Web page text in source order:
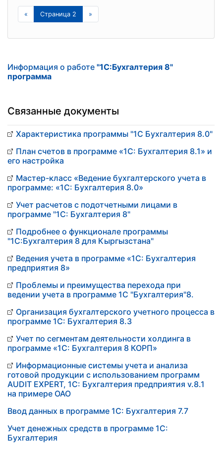
« Страница 2 »
Информация о работе "1С:Бухгалтерия 8"
программа
Связанные документы
Характеристика программы "1С Бухгалтерия 8.0"
План счетов в программе «1С: Бухгалтерия 8.1» и
его настройка
Мастер-класс «Ведение бухгалтерского учета в
программе: «1С: Бухгалтерия 8.0»
Учет расчетов с подотчетными лицами в
программе "1С: Бухгалтерия 8"
Подробнее о функционале программы
"1С:Бухгалтерия 8 для Кыргызстана"
Ведения учета в программе «1С: Бухгалтерия
предприятия 8»
Проблемы и преимущества перехода при
ведении учета в программе 1С "Бухгалтерия"8.
Организация бухгалтерского учетного процесса в
программе 1С: Бухгалтерия 8.3
Учет по сегментам деятельности холдинга в
программе «1С: Бухгалтерия 8 КОРП»
Информационные системы учета и анализа
готовой продукции с использованием программ
AUDIT EXPERT, 1С: Бухгалтерия предприятия v.8.1
на примере ОАО
Ввод данных в программе 1С: Бухгалтерия 7.7
Учет денежных средств в программе 1С:
Бухгалтерия